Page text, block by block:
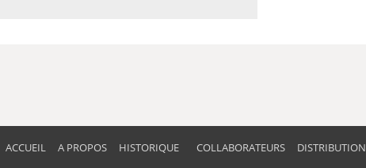
ACCUEIL A PROPOS HISTORIQUE COLLABORATEURS DISTRIBUTION